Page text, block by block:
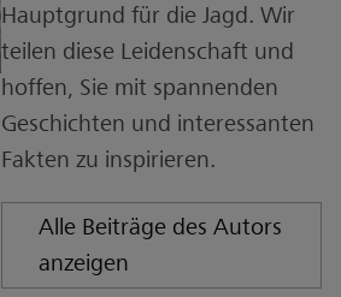
Hauptgrund für die Jagd. Wir
teilen diese Leidenschaft und
hoffen, Sie mit spannenden
Geschichten und interessanten
Fakten zu inspirieren.
Alle Beiträge des Autors
anzeigen